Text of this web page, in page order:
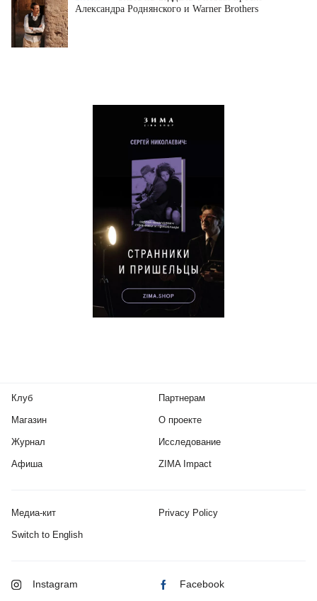
Александра Роднянского и Warner Brothers
Клуб
Магазин
Журнал
Афиша
Партнерам
О проекте
Исследование
ZIMA Impact
Медиа-кит Privacy Policy
Switch to English
Instagram Facebook